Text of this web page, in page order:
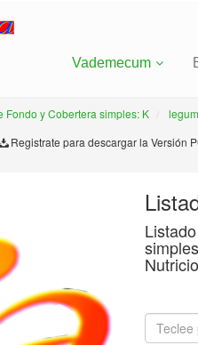
Vademecum
Fondo y Cobertera simples: K
Registrate para descargar la Versión